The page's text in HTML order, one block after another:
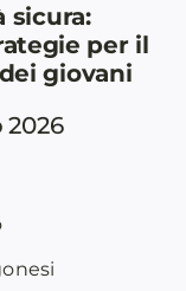
sicura:
per il
giovani
2026